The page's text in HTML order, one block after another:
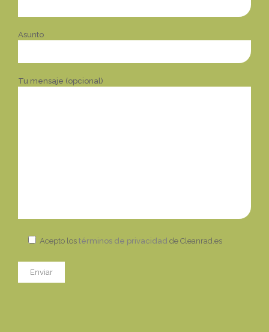
Asunto
Tu mensaje (opcional)
Acepto los términos de privacidad de Cleanrad.es